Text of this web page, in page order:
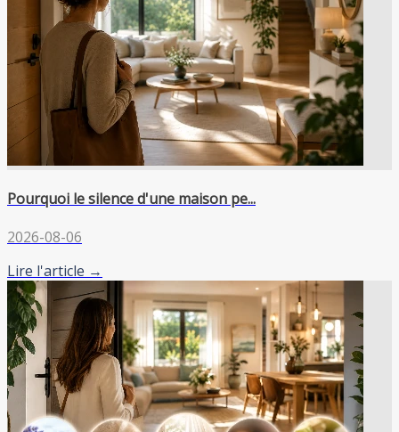
Pourquoi le silence d'une maison pe...
2026-08-06
Lire l'article →